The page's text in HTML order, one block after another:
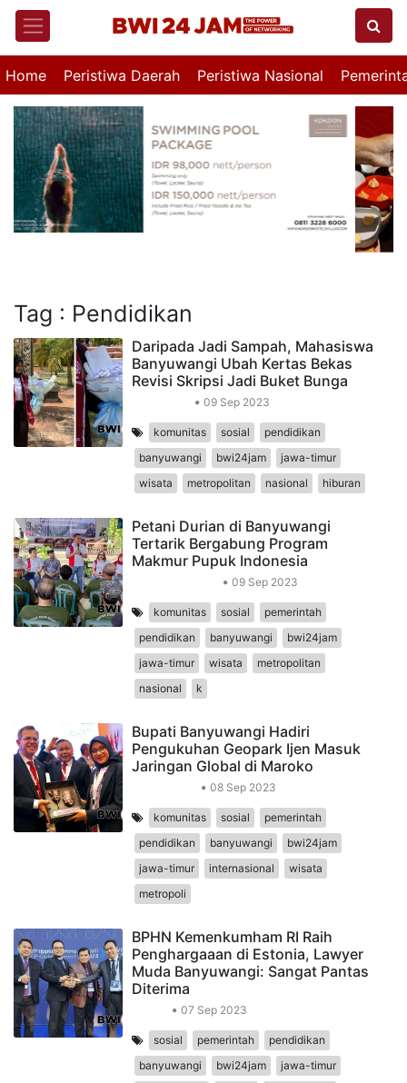
Home Peristiwa Daerah Peristiwa Nasional
Tag : Pendidikan
Daripada Jadi Sampah, Mahasiswa
Banyuwangi Ubah Kertas Bekas
Revisi Skripsi Jadi Buket Bunga
09 Sep 2023
komunitas sosial
pendidikan
banyuwangi
bwi24jam
jawa-timur
wisata
metropolitan nasional hiburan
Petani Durian di Banyuwangi
Tertarik Bergabung Program
Makmur Pupuk Indonesia
09 Sep 2023
komunitas sosial
pemerintah
pendidikan
banyuwangi
bwi24jam
jawa-timur
wisata
metropolitan
nasional
k
Bupati Banyuwangi Hadiri
Pengukuhan Geopark Ijen Masuk
Jaringan Global di Maroko
08 Sep 2023
komunitas sosial
pemerintah
pendidikan
banyuwangi
bwi24jam
jawa-timur
internasional
wisata
metropoli
BPHN Kemenkumham RI Raih
Penghargaaan di Estonia, Lawyer
Muda Banyuwangi: Sangat Pantas
Diterima
07 Sep 2023
sosial pemerintah
pendidikan
banyuwangi
bwi24jam
jawa-timur